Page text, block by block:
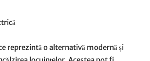
reprezintă o alternativă modernă și